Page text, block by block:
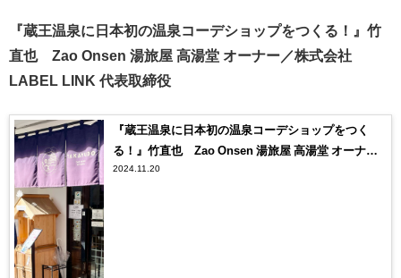
『蔵王温泉に日本初の温泉コーデショップをつくる！』竹
直也 Zao Onsen 湯旅屋 高湯堂 オーナー／株式会社
LABEL LINK 代表取締役
『蔵王温泉に日本初の温泉コーデショップをつく
る！』竹直也 Zao Onsen 湯旅屋 高湯堂 オーナー
／株式会社LABEL LINK 代表取締役
2024.11.20